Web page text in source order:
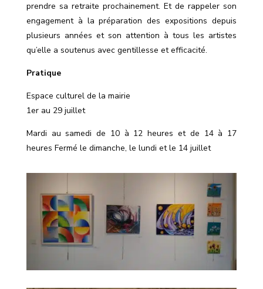
prendre sa retraite prochainement. Et de rappeler son
engagement à la préparation des expositions depuis
plusieurs années et son attention à tous les artistes
qu’elle a soutenus avec gentillesse et efficacité.
Pratique
Espace culturel de la mairie
1er au 29 juillet
Mardi au samedi de 10 à 12 heures et de 14 à 17
heures Fermé le dimanche, le lundi et le 14 juillet